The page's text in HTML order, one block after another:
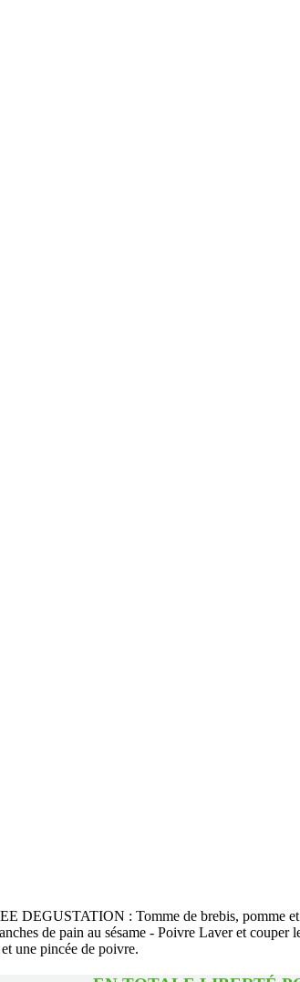
DEGUSTATION : Tomme de brebis, pomme
de pain au sésame - Poivre Laver et
une pincée de poivre.